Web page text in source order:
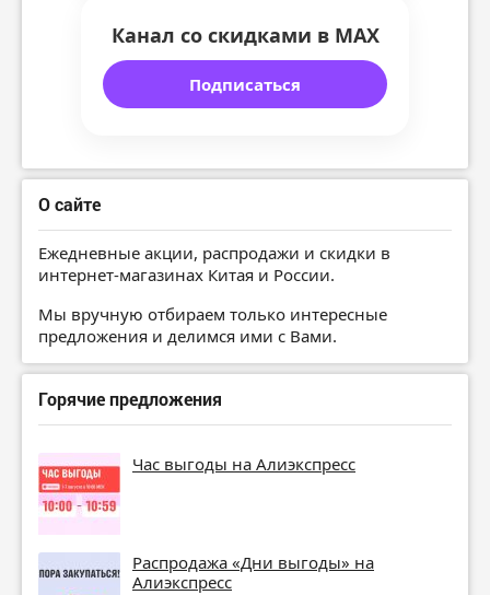
Канал со скидками в MAX
Подписаться
О сайте
Ежедневные акции, распродажи и скидки в
интернет-магазинах Китая и России.
Мы вручную отбираем только интересные
предложения и делимся ими с Вами.
Горячие предложения
Час выгоды на Алиэкспресс
Распродажа «Дни выгоды» на
Алиэкспресс